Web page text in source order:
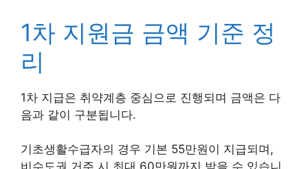
1차 지원금 금액 기준 정
리
1차 지급은 취약계층 중심으로 진행되며 금액은 다
음과 같이 구분됩니다.
기초생활수급자의 경우 기본 55만원이 지급되며,
비수도권 거주 시 최대 60만원까지 받을 수 있습니